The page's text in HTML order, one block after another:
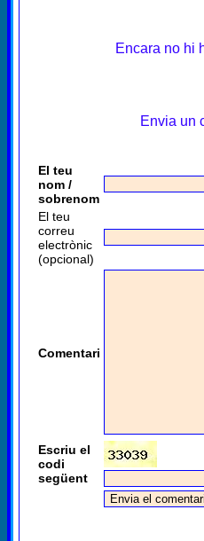
Encara no hi
Envia un
El teu
nom /
sobrenom
El teu
correu
electrònic
(opcional)
Comentari
Escriu el
codi
següent